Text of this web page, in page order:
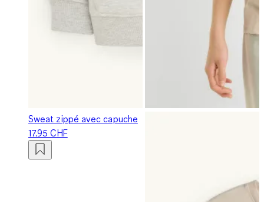
Sweat zippé avec capuche
17.95 CHF